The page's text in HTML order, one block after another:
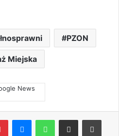
PZON
Miejska
PinterestMessengerWhatsAppShare via Email Print